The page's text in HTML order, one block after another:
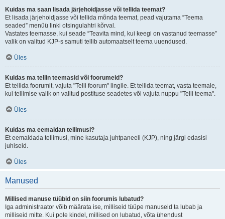
Kuidas ma saan lisada järjehoidjasse või tellida teemat?
Et lisada järjehoidjasse või tellida mõnda teemat, pead vajutama “Teema
seaded” menüü linki otsingulahtri kõrval.
Vastates teemasse, kui seade “Teavita mind, kui keegi on vastanud teemasse”
valik on valitud KJP-s samuti tellib automaatselt teema uuendused.
Üles
Kuidas ma tellin teemasid või foorumeid?
Et tellida foorumit, vajuta "Telli foorum" lingile. Et tellida teemat, vasta teemale,
kui tellimise valik on valitud postituse seadetes või vajuta nuppu "Telli teema".
Üles
Kuidas ma eemaldan tellimusi?
Et eemaldada tellimusi, mine kasutaja juhtpaneeli (KJP), ning järgi edasisi
juhiseid.
Üles
Manused
Millised manuse tüübid on siin foorumis lubatud?
Iga administraator võib määrata ise, milliseid tüüpe manuseid ta lubab ja
milliseid mitte. Kui pole kindel, millised on lubatud, võta ühendust